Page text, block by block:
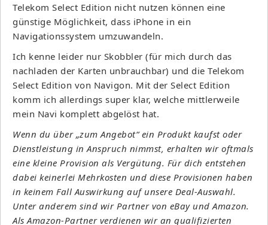
Telekom Select Edition nicht nutzen können eine
günstige Möglichkeit, dass iPhone in ein
Navigationssystem umzuwandeln.
Ich kenne leider nur Skobbler (für mich durch das
nachladen der Karten unbrauchbar) und die Telekom
Select Edition von Navigon. Mit der Select Edition
komm ich allerdings super klar, welche mittlerweile
mein Navi komplett abgelöst hat.
Wenn du über „zum Angebot“ ein Produkt kaufst oder
Dienstleistung in Anspruch nimmst, erhalten wir oftmals
eine kleine Provision als Vergütung. Für dich entstehen
dabei keinerlei Mehrkosten und diese Provisionen haben
in keinem Fall Auswirkung auf unsere Deal-Auswahl.
Unter anderem sind wir Partner von eBay und Amazon.
Als Amazon-Partner verdienen wir an qualifizierten